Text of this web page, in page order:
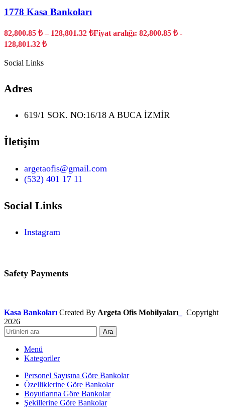
1778 Kasa Bankoları
82,800.85 ₺ – 128,801.32 ₺Fiyat aralığı: 82,800.85 ₺ -
128,801.32 ₺
Social Links
Adres
619/1 SOK. NO:16/18 A BUCA İZMİR
İletişim
argetaofis@gmail.com
(532) 401 17 11
Social Links
Instagram
Safety Payments
Kasa Bankoları Created By Argeta Ofis Mobilyaları
Copyright
2026
Ara
Menü
Kategoriler
Personel Sayısına Göre Bankolar
Özelliklerine Göre Bankolar
Boyutlarına Göre Bankolar
Şekillerine Göre Bankolar